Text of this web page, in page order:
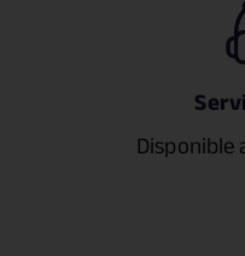
Disponible